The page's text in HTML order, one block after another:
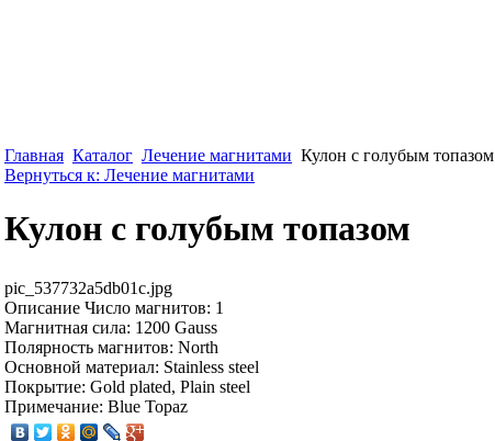
Главная Каталог Лечение магнитами Кулон с голубым топазом
Вернуться к: Лечение магнитами
Кулон с голубым топазом
pic_537732a5db01c.jpg
Описание Число магнитов: 1
Магнитная сила: 1200 Gauss
Полярность магнитов: North
Основной материал: Stainless steel
Покрытие: Gold plated, Plain steel
Примечание: Blue Topaz